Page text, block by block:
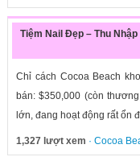
Tiệm Nail Đẹp – Thu
Chỉ cách Cocoa Beach
bán: $350,000 (còn
lớn, đang hoạt động rất ổn
1,327 lượt xem · Cocoa